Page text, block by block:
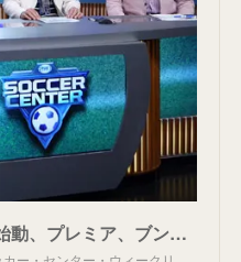
「FOX SPORTS」が本格始動、プレミア、ブンデス、セリエAなどを放送 | サッカーキング